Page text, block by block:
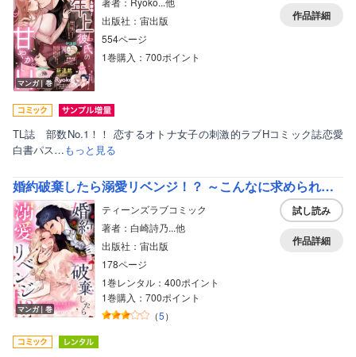
マンガ｜巻
出版社：宙出版
554ページ
1巻購入：700ポイント
作品詳細
TL誌 部数No.1！！ 恋するオトナ女子の刺激的ラブHコミック誌恋愛
白書パス…もっと見る
婚約破棄したら溺愛リベンジ！？ ～こんなに求められるなんて聞いてません！～ アンソロジー
マンガ｜巻
ティーンズラブコミック
著者：白崎詩乃...他
出版社：宙出版
178ページ
1巻レンタル：400ポイント
1巻購入：700ポイント
（5）
試し読み
作品詳細